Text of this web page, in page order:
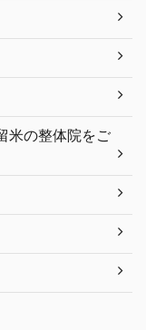
米の整体院をご